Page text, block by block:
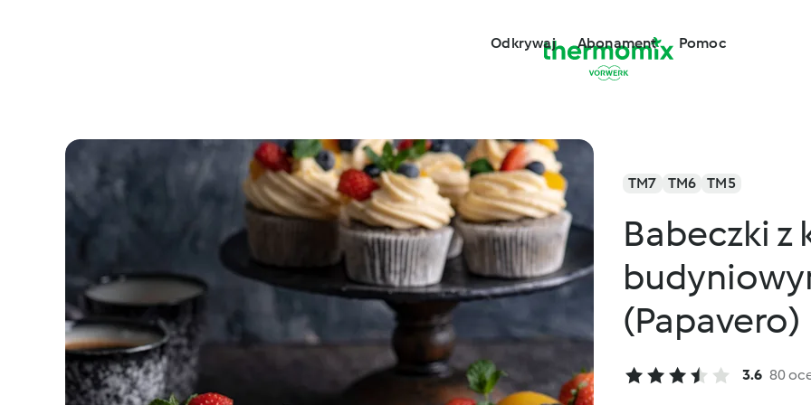
Odkrywaj Abonament Pomoc
TM7 TM6 TM5
Babeczki z
(Papavero)
3.6 80